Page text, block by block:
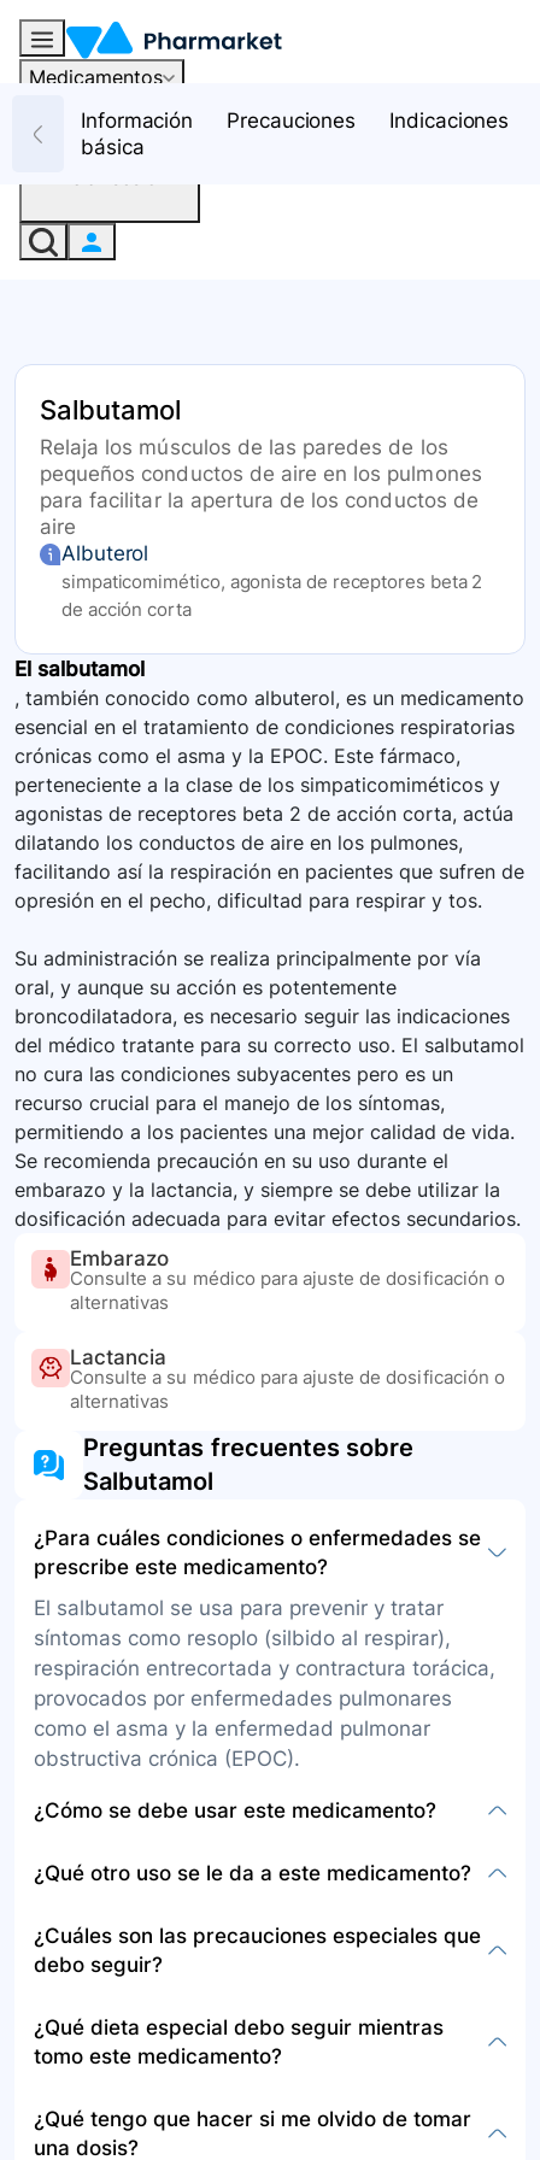
Medicamentos
RecursosInformación
básica
Precauciones Indicaciones
Salbutamol
Relaja los músculos de las paredes de los
pequeños conductos de aire en los pulmones
para facilitar la apertura de los conductos de
aire
Albuterol
simpaticomimético, agonista de receptores beta 2
de acción corta
El salbutamol
, también conocido como albuterol, es un medicamento
esencial en el tratamiento de condiciones respiratorias
crónicas como el asma y la EPOC. Este fármaco,
perteneciente a la clase de los simpaticomiméticos y
agonistas de receptores beta 2 de acción corta, actúa
dilatando los conductos de aire en los pulmones,
facilitando así la respiración en pacientes que sufren de
opresión en el pecho, dificultad para respirar y tos.
Su administración se realiza principalmente por vía
oral, y aunque su acción es potentemente
broncodilatadora, es necesario seguir las indicaciones
del médico tratante para su correcto uso. El salbutamol
no cura las condiciones subyacentes pero es un
recurso crucial para el manejo de los síntomas,
permitiendo a los pacientes una mejor calidad de vida.
Se recomienda precaución en su uso durante el
embarazo y la lactancia, y siempre se debe utilizar la
dosificación adecuada para evitar efectos secundarios.
Embarazo
Consulte a su médico para ajuste de dosificación o
alternativas
Lactancia
Consulte a su médico para ajuste de dosificación o
alternativas
Preguntas frecuentes sobre
Salbutamol
¿Para cuáles condiciones o enfermedades se
prescribe este medicamento?
El salbutamol se usa para prevenir y tratar
síntomas como resoplo (silbido al respirar),
respiración entrecortada y contractura torácica,
provocados por enfermedades pulmonares
como el asma y la enfermedad pulmonar
obstructiva crónica (EPOC).
¿Cómo se debe usar este medicamento?
como jarabe para tomar por vía oral, usualmente
médico. Debe tomarse alrededor de las mismas
horas todos los días y exactamente como fue
¿Qué otro uso se le da a este medicamento?
pulmonares, no se especifican otros usos
directos en la información proporcionada, pero
de práctica clínica para el manejo de síntomas
específicos relacionados con el asma y EPOC.
¿Cuáles son las precauciones especiales que
debo seguir?
médico si es alérgico al salbutamol o a otros
medicamentos, si ha tenido problemas al usar
de tensión alta, hipertiroidismo, problemas de
¿Qué dieta especial debo seguir mientras
tomo este medicamento?
mientras se toma este medicamento en la
¿Qué tengo que hacer si me olvido de tomar
una dosis?